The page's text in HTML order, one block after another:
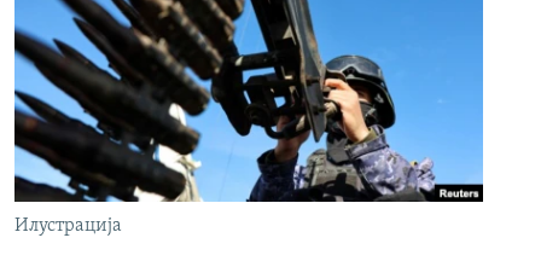
Илустрација